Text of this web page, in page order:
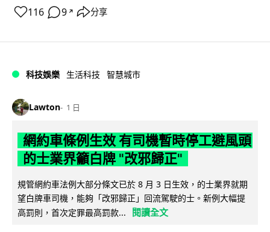
116 9 ↗ 分享
科技娛樂 生活科技 智慧城市
Lawton 1 日
網約車條例生效 有司機暫時停工避風頭
的士業界籲白牌 "改邪歸正"
規管網約車法例大部分條文已於 8 月 3 日生效，的士業界就期
望白牌車司機，能夠「改邪歸正」回流駕駛的士。新例大幅提
高罰則，首次定罪最高罰款...
閱讀全文